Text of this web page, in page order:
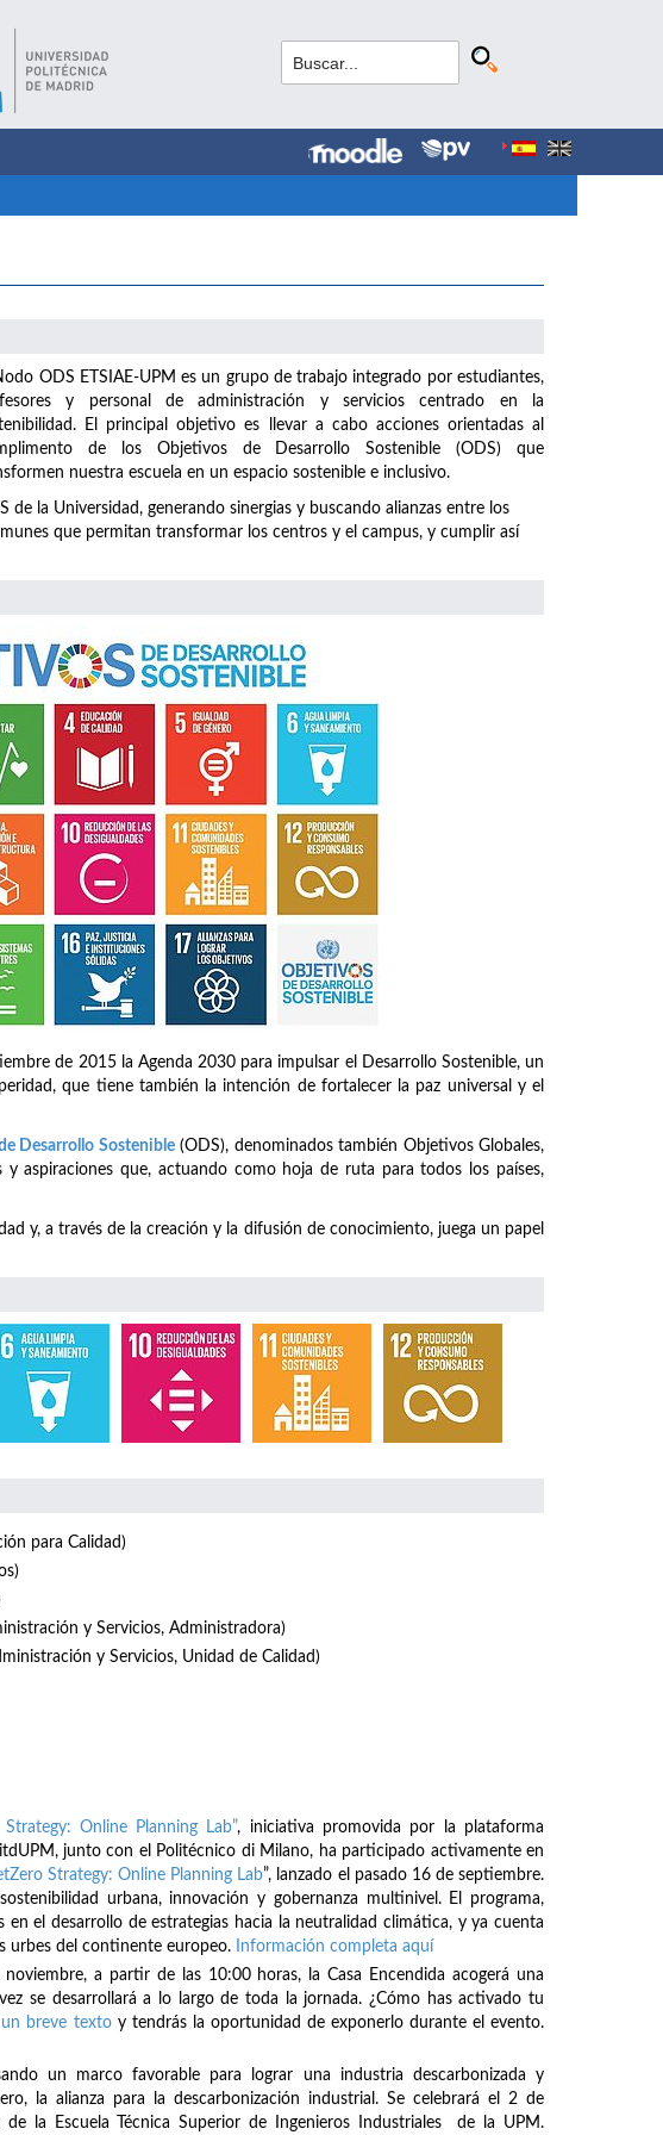
ODS ETSIAE-UPM es un grupo de trabajo integrado por estudiantes,
y personal de administración y servicios centrado en la
El principal objetivo es llevar a cabo acciones orientadas al
de los Objetivos de Desarrollo Sostenible (ODS) que
nuestra escuela en un espacio sostenible e inclusivo.
la Universidad, generando sinergias y buscando alianzas entre los
que permitan transformar los centros y el campus, y cumplir así
de 2015 la Agenda 2030 para impulsar el Desarrollo Sostenible, un
que tiene también la intención de fortalecer la paz universal y el
Desarrollo Sostenible(ODS), denominados también Objetivos Globales,
aspiraciones que, actuando como hoja de ruta para todos los países,
y, a través de la creación y la difusión de conocimiento, juega un papel
para Calidad)
y Servicios, Administradora)
y Servicios, Unidad de Calidad)
Online Planning Lab”, iniciativa promovida por la plataforma
junto con el Politécnico di Milano, ha participado activamente en
Strategy: Online Planning Lab”, lanzado el pasado 16 de septiembre.
urbana, innovación y gobernanza multinivel. El programa,
el desarrollo de estrategias hacia la neutralidad climática, y ya cuenta
urbes del continente europeo.
Información completa aquí
a partir de las 10:00 horas, la Casa Encendida acogerá una
se desarrollará a lo largo de toda la jornada. ¿Cómo has activado tu
breve textoy tendrás la oportunidad de exponerlo durante el evento.
un marco favorable para lograr una industria descarbonizada y
la alianza para la descarbonización industrial. Se celebrará el 2 de
la Escuela Técnica Superior de Ingenieros Industriales de la UPM.